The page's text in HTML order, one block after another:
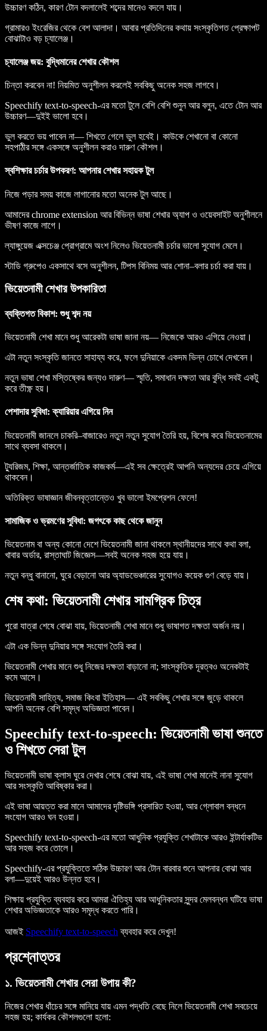
উচ্চারণ কঠিন, কারণ টোন বদলালেই শব্দের মানেও বদলে যায়।
গ্রামারও ইংরেজির থেকে বেশ আলাদা। আবার প্রতিদিনের কথায় সংস্কৃতিগত প্রেক্ষাপট
বোঝাটাও বড় চ্যালেঞ্জ।
চ্যালেঞ্জ জয়: বুদ্ধিমানের শেখার কৌশল
চিন্তা করবেন না! নিয়মিত অনুশীলন করলেই সবকিছু অনেক সহজ লাগবে।
Speechify text-to-speech-এর মতো টুলে বেশি বেশি শুনুন আর বলুন, এতে টোন আর
উচ্চারণ—দুইই ভালো হবে।
ভুল করতে ভয় পাবেন না— শিখতে গেলে ভুল হবেই। কাউকে শেখানো বা কোনো
সহপাঠীর সঙ্গে একসঙ্গে অনুশীলন করাও দারুণ কৌশল।
স্বশিক্ষার চর্চার উপকরণ: আপনার শেখার সহায়ক টুল
নিজে পড়ার সময় কাজে লাগানোর মতো অনেক টুল আছে।
আমাদেরchrome extension আর বিভিন্ন ভাষা শেখার অ্যাপ ও ওয়েবসাইট অনুশীলনে
ভীষণ কাজে লাগে।
ল্যাঙ্গুয়েজ এক্সচেঞ্জ প্রোগ্রামে অংশ নিলেও ভিয়েতনামী চর্চার ভালো সুযোগ মেলে।
স্টাডি গ্রুপেও একসাথে বসে অনুশীলন, টিপস বিনিময় আর শোনা–বলার চর্চা করা যায়।
ভিয়েতনামী শেখার উপকারিতা
ব্যক্তিগত বিকাশ: শুধু শব্দ নয়
ভিয়েতনামী শেখা মানে শুধু আরেকটা ভাষা জানা নয়— নিজেকে আরও এগিয়ে নেওয়া।
এটা নতুন সংস্কৃতি জানতে সাহায্য করে, ফলে দুনিয়াকে একদম ভিন্ন চোখে দেখবেন।
নতুন ভাষা শেখা মস্তিষ্কের জন্যও দারুণ— স্মৃতি, সমাধান দক্ষতা আর বুদ্ধি সবই একটু
করে তীক্ষ্ণ হয়।
পেশাদার সুবিধা: ক্যারিয়ার এগিয়ে নিন
ভিয়েতনামী জানলে চাকরি–বাজারেও নতুন নতুন সুযোগ তৈরি হয়, বিশেষ করে ভিয়েতনামের
সাথে ব্যবসা থাকলে।
ট্যুরিজম, শিক্ষা, আন্তর্জাতিক কাজকর্ম—এই সব ক্ষেত্রেই আপনি অন্যদের চেয়ে এগিয়ে
থাকবেন।
অতিরিক্ত ভাষাজ্ঞান জীবনবৃত্তান্তেও খুব ভালো ইমপ্রেশন ফেলে!
সামাজিক ও ভ্রমণের সুবিধা: জগৎকে কাছ থেকে জানুন
ভিয়েতনাম বা অন্য কোনো দেশে ভিয়েতনামী জানা থাকলে স্থানীয়দের সাথে কথা বলা,
খাবার অর্ডার, রাস্তাঘাট জিজ্ঞেস—সবই অনেক সহজ হয়ে যায়।
নতুন বন্ধু বানানো, ঘুরে বেড়ানো আর অ্যাডভেঞ্চারের সুযোগও কয়েক গুণ বেড়ে যায়।
শেষ কথা: ভিয়েতনামী শেখার সামগ্রিক চিত্র
পুরো যাত্রা শেষে বোঝা যায়, ভিয়েতনামী শেখা মানে শুধু ভাষাগত দক্ষতা অর্জন নয়।
এটা এক ভিন্ন দুনিয়ার সঙ্গে সংযোগ তৈরি করা।
ভিয়েতনামী শেখার মানে শুধু নিজের দক্ষতা বাড়ানো না; সাংস্কৃতিক দূরত্বও অনেকটাই
কমে আসে।
ভিয়েতনামী সাহিত্য, সমাজ কিংবা ইতিহাস— এই সবকিছু শেখার সঙ্গে জুড়ে থাকলে
আপনি অনেক বেশি সমৃদ্ধ অভিজ্ঞতা পাবেন।
Speechify text-to-speech: ভিয়েতনামী ভাষা শুনতে
ও শিখতে সেরা টুল
ভিয়েতনামী ভাষা ক্লাস ঘুরে দেখার শেষে বোঝা যায়, এই ভাষা শেখা মানেই নানা সুযোগ
আর সংস্কৃতি আবিষ্কার করা।
এই ভাষা আয়ত্ত করা মানে আমাদের দৃষ্টিভঙ্গি প্রসারিত হওয়া, আর গ্লোবাল বন্ধনে
সংযোগ আরও ঘন হওয়া।
Speechify text-to-speech-এর মতো আধুনিক প্রযুক্তি শেখাটাকে আরও ইন্টার্যাকটিভ
আর সহজ করে তোলে।
Speechify-এর প্রযুক্তিতে সঠিক উচ্চারণ আর টোন বারবার শুনে আপনার বোঝা আর
বলা—দুয়েই আরও উন্নত হবে।
শিক্ষায় প্রযুক্তি ব্যবহার করে আমরা ঐতিহ্য আর আধুনিকতার সুন্দর মেলবন্ধন ঘটিয়ে ভাষা
শেখার অভিজ্ঞতাকে আরও সমৃদ্ধ করতে পারি।
আজই Speechify text-to-speech ব্যবহার করে দেখুন!
প্রশ্নোত্তর
১. ভিয়েতনামী শেখার সেরা উপায় কী?
নিজের শেখার ধাঁচের সঙ্গে মানিয়ে যায় এমন পদ্ধতি বেছে নিলে ভিয়েতনামী শেখা সবচেয়ে
সহজ হয়; কার্যকর কৌশলগুলো হলো: